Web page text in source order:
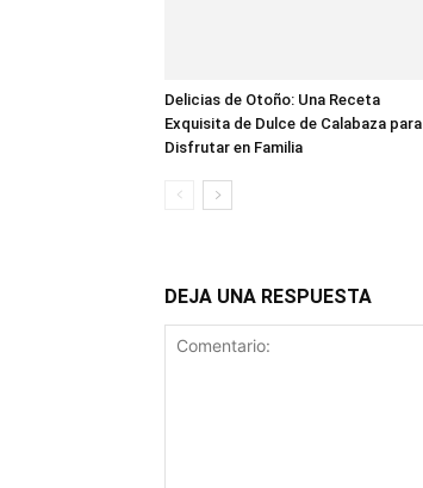
Delicias de Otoño: Una Receta
Exquisita de Dulce de Calabaza para
Disfrutar en Familia
DEJA UNA RESPUESTA